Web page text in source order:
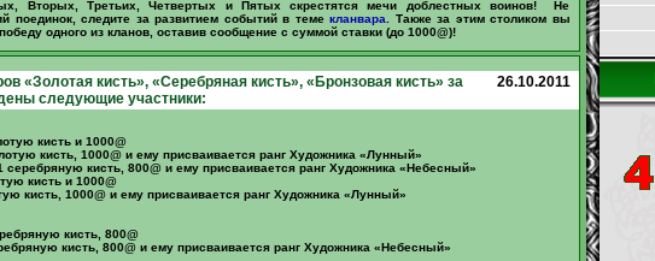
Вторых, Третьих, Четвертых и Пятых скрестятся мечи доблестных воинов! Не
поединок, следите за развитием событий в темекланвара
. Также за этим столиком вы
одного из кланов, оставив сообщение с суммой ставки (до 1000@)!
«Золотая кисть», «Серебряная кисть», «Бронзовая кисть» за
следующие участники:
26.10.2011
кисть и 1000@
кисть, 1000@ и ему присваивается ранг Художника «Лунный»
кисть, 800@ и ему присваивается ранг Художника «Небесный»
кисть и 1000@
кисть, 1000@ и ему присваивается ранг Художника «Лунный»
кисть, 800@
кисть, 800@ и ему присваивается ранг Художника «Небесный»